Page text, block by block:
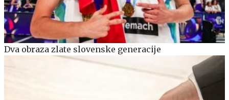
Dva obraza zlate slovenske generacije